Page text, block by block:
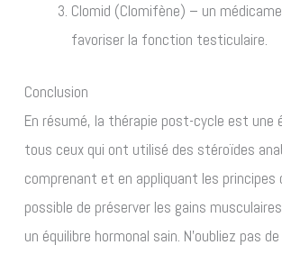
Clomid (Clomifène) – un
favoriser la fonction testiculaire.
Conclusion
En résumé, la thérapie post-cycle est une
tous ceux qui ont utilisé des stéroïdes
comprenant et en appliquant les principes
possible de préserver les gains
un équilibre hormonal sain. N’oubliez pas